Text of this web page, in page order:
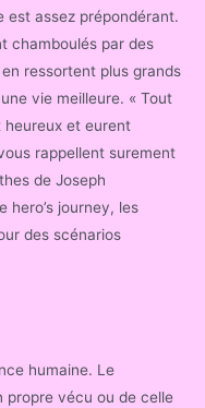
est assez prépondérant.
chamboulés par des
ressortent plus grands
vie meilleure. « Tout
heureux et eurent
rappellent surement
de Joseph
hero’s journey, les
des scénarios
humaine. Le
propre vécu ou de celle